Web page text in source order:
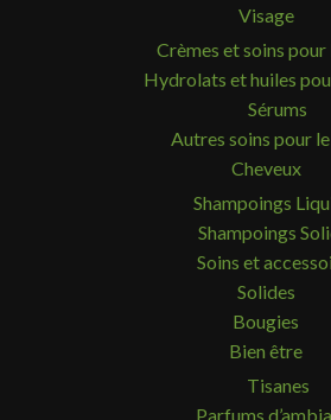
Visage
Crèmes et soins pour
Hydrolats et huiles
Sérums
Autres soins pour
Cheveux
Shampoings
Shampoings
Soins et
Solides
Bougies
Bien être
Tisanes
Parfums